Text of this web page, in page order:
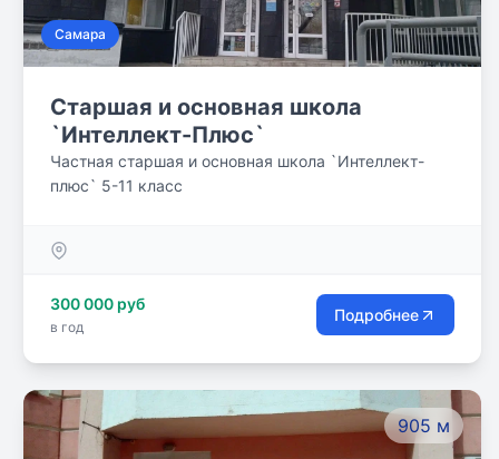
Самара
Старшая и основная школа
`Интеллект-Плюс`
Частная старшая и основная школа `Интеллект-
плюс` 5-11 класс
300 000 руб
в год
Подробнее
905 м